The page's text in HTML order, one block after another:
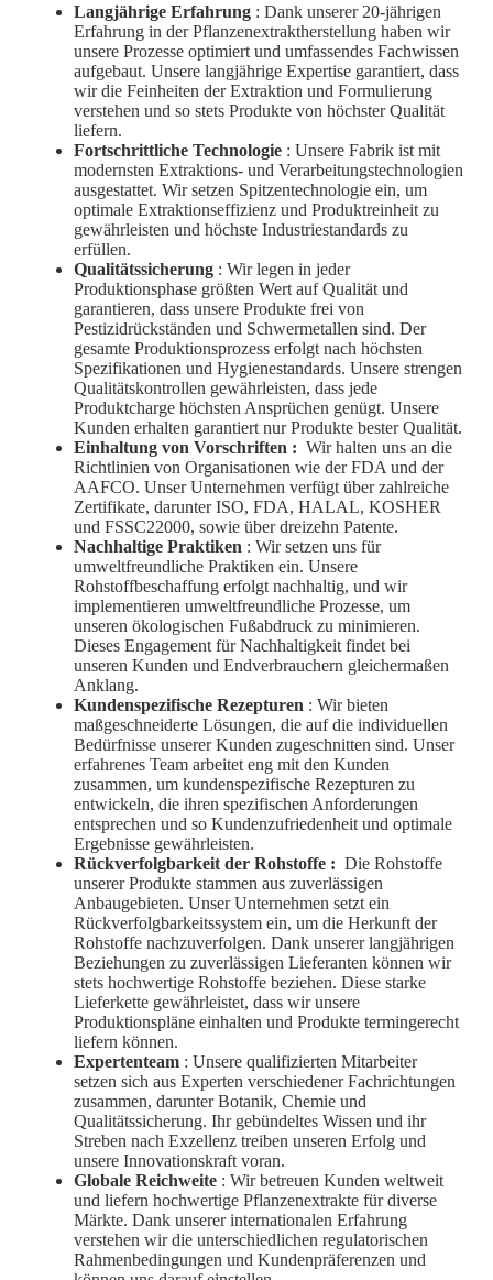
Langjährige Erfahrung: Dank unserer 20-jährigen
Erfahrung in der Pflanzenextraktherstellung haben wir
unsere Prozesse optimiert und umfassendes Fachwissen
aufgebaut. Unsere langjährige Expertise garantiert, dass
wir die Feinheiten der Extraktion und Formulierung
verstehen und so stets Produkte von höchster Qualität
liefern.
Fortschrittliche Technologie: Unsere Fabrik ist mit
modernsten Extraktions- und Verarbeitungstechnologien
ausgestattet. Wir setzen Spitzentechnologie ein, um
optimale Extraktionseffizienz und Produktreinheit zu
gewährleisten und höchste Industriestandards zu
erfüllen.
Qualitätssicherung: Wir legen in jeder
Produktionsphase größten Wert auf Qualität und
garantieren, dass unsere Produkte frei von
Pestizidrückständen und Schwermetallen sind. Der
gesamte Produktionsprozess erfolgt nach höchsten
Spezifikationen und Hygienestandards. Unsere strengen
Qualitätskontrollen gewährleisten, dass jede
Produktcharge höchsten Ansprüchen genügt. Unsere
Kunden erhalten garantiert nur Produkte bester Qualität.
Einhaltung von Vorschriften : Wir halten uns an die
Richtlinien von Organisationen wie der FDA und der
AAFCO. Unser Unternehmen verfügt über zahlreiche
Zertifikate, darunter ISO, FDA, HALAL, KOSHER
und FSSC22000, sowie über dreizehn Patente.
Nachhaltige Praktiken : Wir setzen uns für
umweltfreundliche Praktiken ein. Unsere
Rohstoffbeschaffung erfolgt nachhaltig, und wir
implementieren umweltfreundliche Prozesse, um
unseren ökologischen Fußabdruck zu minimieren.
Dieses Engagement für Nachhaltigkeit findet bei
unseren Kunden und Endverbrauchern gleichermaßen
Anklang.
Kundenspezifische Rezepturen : Wir bieten
maßgeschneiderte Lösungen, die auf die individuellen
Bedürfnisse unserer Kunden zugeschnitten sind. Unser
erfahrenes Team arbeitet eng mit den Kunden
zusammen, um kundenspezifische Rezepturen zu
entwickeln, die ihren spezifischen Anforderungen
entsprechen und so Kundenzufriedenheit und optimale
Ergebnisse gewährleisten.
Rückverfolgbarkeit der Rohstoffe : Die Rohstoffe
unserer Produkte stammen aus zuverlässigen
Anbaugebieten. Unser Unternehmen setzt ein
Rückverfolgbarkeitssystem ein, um die Herkunft der
Rohstoffe nachzuverfolgen. Dank unserer langjährigen
Beziehungen zu zuverlässigen Lieferanten können wir
stets hochwertige Rohstoffe beziehen. Diese starke
Lieferkette gewährleistet, dass wir unsere
Produktionspläne einhalten und Produkte termingerecht
liefern können.
Expertenteam: Unsere qualifizierten Mitarbeiter
setzen sich aus Experten verschiedener Fachrichtungen
zusammen, darunter Botanik, Chemie und
Qualitätssicherung. Ihr gebündeltes Wissen und ihr
Streben nach Exzellenz treiben unseren Erfolg und
unsere Innovationskraft voran.
Globale Reichweite: Wir betreuen Kunden weltweit
und liefern hochwertige Pflanzenextrakte für diverse
Märkte. Dank unserer internationalen Erfahrung
verstehen wir die unterschiedlichen regulatorischen
Rahmenbedingungen und Kundenpräferenzen und